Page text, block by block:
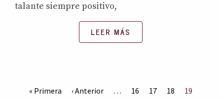
talante siempre positivo,
LEER MÁS
« Primera ‹ Anterior … 16 17 18 19